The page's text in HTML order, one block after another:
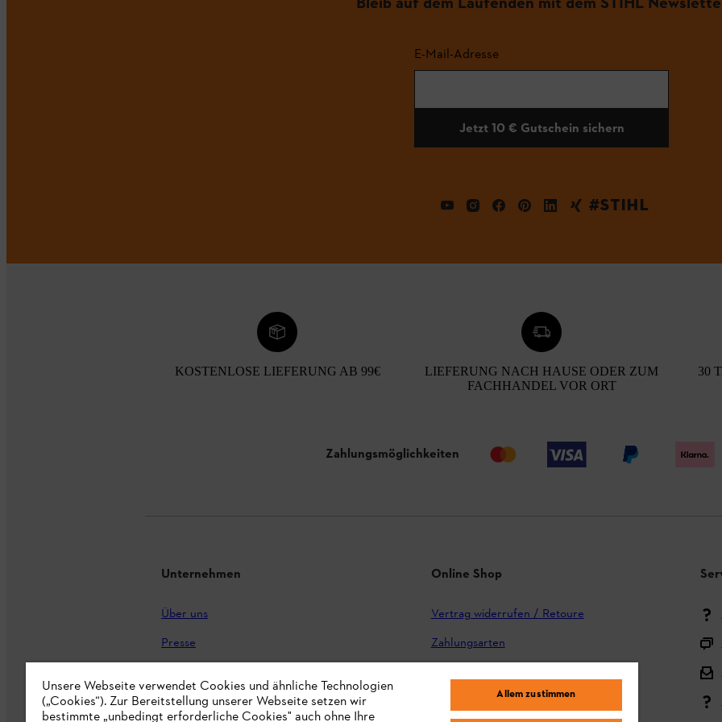
E-Mail-Adresse
Jetzt 10 € Gutschein sichern
#STIHL
KOSTENLOSE LIEFERUNG AB 99€
LIEFERUNG NACH HAUSE ODER ZUM
FACHHANDEL VOR ORT
30
Zahlungsmöglichkeiten
Unternehmen
Über uns
Presse
STIHL Markenshop
Online Shop
Vertrag widerrufen / Retoure
Zahlungsarten
Reklamation und Garantie
Unsere Webseite verwendet Cookies und ähnliche Technologien
(„Cookies“). Zur Bereitstellung unserer Webseite setzen wir
bestimmte „unbedingt erforderliche Cookies" auch ohne Ihre
Allem zustimmen